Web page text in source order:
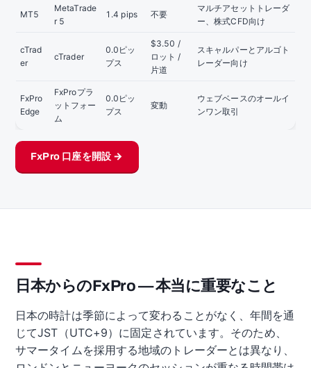
MT5
MetaTrade
r 5
1.4 pips 不要
マルチアセットトレーダ
ー、株式CFD向け
cTrad
er
cTrader
0.0ピッ
プス
$3.50 /
ロット /
片道
スキャルパーとアルゴト
レーダー向け
FxPro
Edge
FxProプラ
ットフォー
ム
0.0ピッ
プス
変動
ウェブベースのオールイ
ンワン取引
FxPro 口座を開設 →
日本からのFxPro — 本当に重要なこと
日本の時計は季節によって変わることがなく、年間を通
じてJST（UTC+9）に固定されています。そのため、
サマータイムを採用する地域のトレーダーとは異なり、